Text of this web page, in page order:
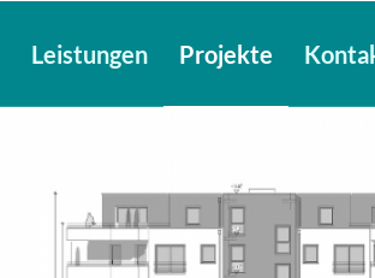
Leistungen Projekte